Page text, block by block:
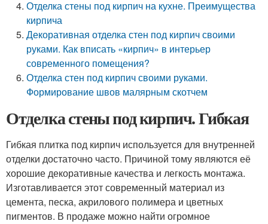
Отделка стены под кирпич на кухне. Преимущества
кирпича
Декоративная отделка стен под кирпич своими
руками. Как вписать «кирпич» в интерьер
современного помещения?
Отделка стен под кирпич своими руками.
Формирование швов малярным скотчем
Отделка стены под кирпич. Гибкая
Гибкая плитка под кирпич используется для внутренней
отделки достаточно часто. Причиной тому являются её
хорошие декоративные качества и легкость монтажа.
Изготавливается этот современный материал из
цемента, песка, акрилового полимера и цветных
пигментов. В продаже можно найти огромное